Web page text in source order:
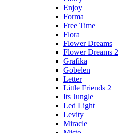
Enjoy
Forma
Free Time
Flora
Flower Dreams
Flower Dreams 2
Grafika
Gobelen
Letter
Little Friends 2
Its Jungle
Led Light
Levity
Miracle